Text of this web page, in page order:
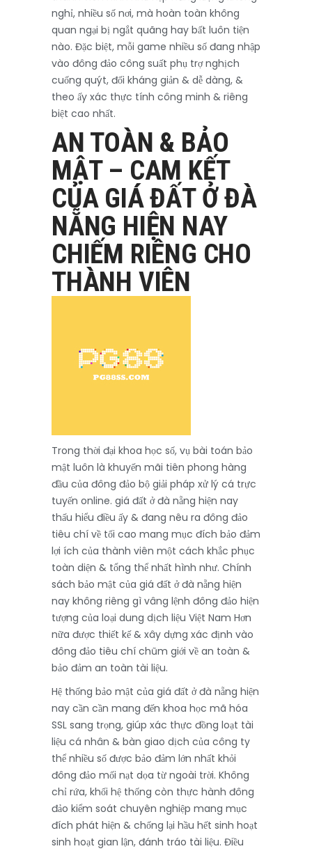
nghỉ, nhiều số nơi, mà hoàn toàn không
quan ngại bị ngắt quãng hay bất luôn tiện
nào. Đặc biệt, mỗi game nhiều số đang nhập
vào đông đảo công suất phụ trợ nghịch
cuống quýt, đối kháng giản & dễ dàng, &
theo ấy xác thực tính công minh & riêng
biệt cao nhất.
AN TOÀN & BẢO
MẬT – CAM KẾT
CỦA GIÁ ĐẤT Ở ĐÀ
NẴNG HIỆN NAY
CHIẾM RIÊNG CHO
THÀNH VIÊN
Trong thời đại khoa học số, vụ bài toán bảo
mật luôn là khuyến mãi tiên phong hàng
đầu của đông đảo bộ giải pháp xử lý cá trực
tuyến online. giá đất ở đà nẵng hiện nay
thấu hiểu điều ấy & đang nêu ra đông đảo
tiêu chí về tối cao mang mục đích bảo đảm
lợi ích của thành viên một cách khắc phục
toàn diện & tổng thể nhất hình như. Chính
sách bảo mật của giá đất ở đà nẵng hiện
nay không riêng gì vâng lệnh đông đảo hiện
tượng của loại dung dịch liệu Việt Nam Hơn
nữa được thiết kế & xây dựng xác định vào
đông đảo tiêu chí chũm giới về an toàn &
bảo đảm an toàn tài liệu.
Hệ thống bảo mật của giá đất ở đà nẵng hiện
nay cần cần mang đến khoa học mã hóa
SSL sang trọng, giúp xác thực đồng loạt tài
liệu cá nhân & bàn giao dịch của công ty
thể nhiều số được bảo đảm lớn nhất khỏi
đông đảo mối nạt dọa từ ngoài trời. Không
chỉ rứa, khối hệ thống còn thực hành đông
đảo kiểm soát chuyên nghiệp mang mục
đích phát hiện & chống lại hầu hết sinh hoạt
sinh hoạt gian lận, đánh tráo tài liệu. Điều